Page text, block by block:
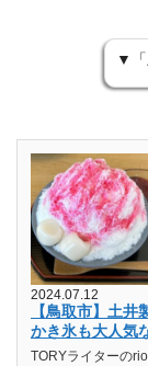
▼「
2024.07.12
【鳥取市】土
かき氷も大人気
TORYライターの